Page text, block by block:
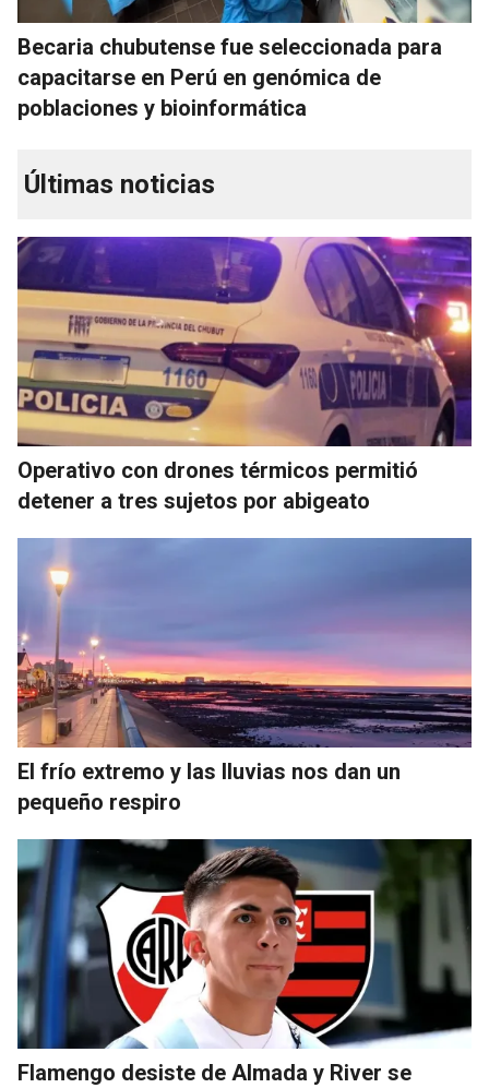
Becaria chubutense fue seleccionada para
capacitarse en Perú en genómica de
poblaciones y bioinformática
Últimas noticias
Operativo con drones térmicos permitió
detener a tres sujetos por abigeato
El frío extremo y las lluvias nos dan un
pequeño respiro
Flamengo desiste de Almada y River se